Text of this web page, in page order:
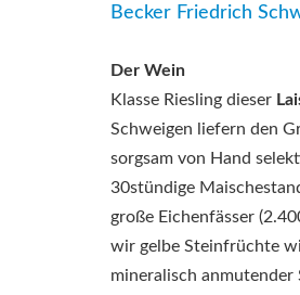
Becker Friedrich
Der Wein
Klasse Riesling dieser
Schweigen liefern den
sorgsam von Hand
30stündige
große Eichenfässer
wir gelbe Steinfrüchte
mineralisch anmutender